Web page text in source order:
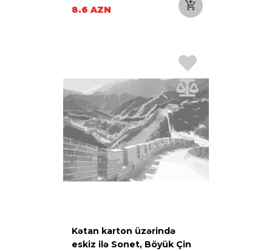
8.6 AZN
Kətan karton üzərində
eskiz ilə Sonet, Böyük Çin